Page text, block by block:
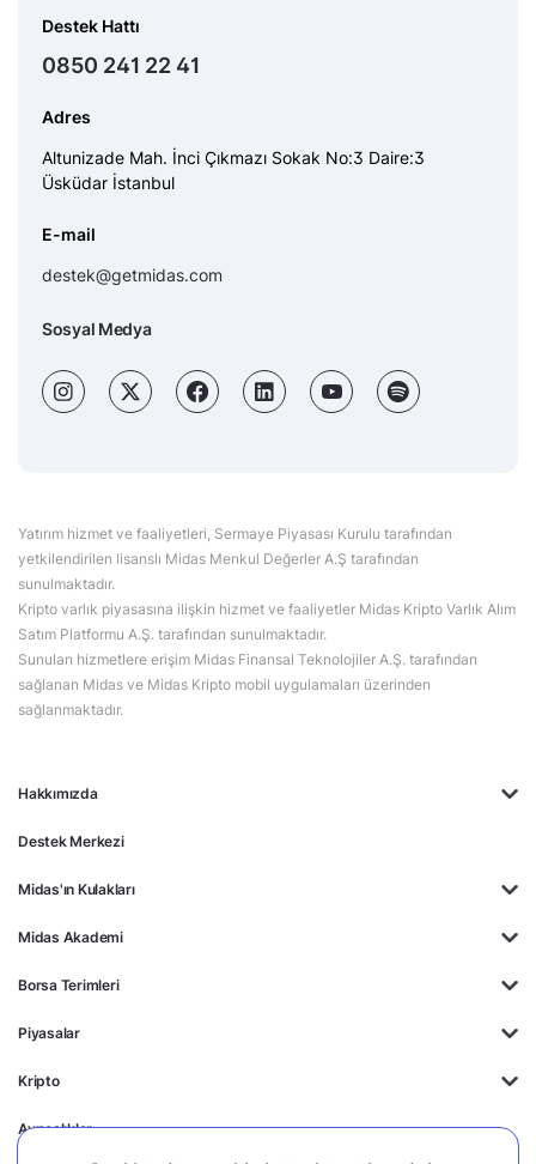
Hakkımızda
Destek Merkezi
Midas'ın Kulakları
Midas Akademi
Borsa Terimleri
Piyasalar
Kripto
Ayrıcalıklar
Destek Hattı
0850 241 22 41
Adres
Altunizade Mah. İnci Çıkmazı Sokak No:3 Daire:3
Üsküdar İstanbul
E-mail
destek@getmidas.com
Sosyal Medya
Yatırım hizmet ve faaliyetleri, Sermaye Piyasası Kurulu tarafından
yetkilendirilen lisanslı Midas Menkul Değerler A.Ş tarafından
sunulmaktadır.
Kripto varlık piyasasına ilişkin hizmet ve faaliyetler Midas Kripto Varlık Alım
Satım Platformu A.Ş. tarafından sunulmaktadır.
Sunulan hizmetlere erişim Midas Finansal Teknolojiler A.Ş. tarafından
sağlanan Midas ve Midas Kripto mobil uygulamaları üzerinden
sağlanmaktadır.